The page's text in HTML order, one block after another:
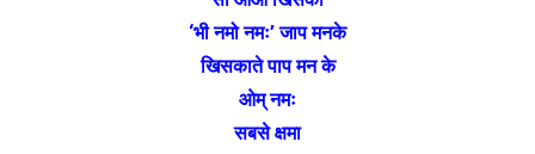
‘भी नमो नमः’ जाप मनके
खिसकाते पाप मन के
ओम् नमः
सबसे क्षमा